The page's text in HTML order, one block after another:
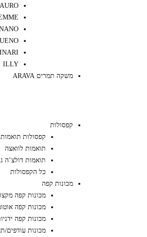
ILLY
משקה תמרים ARAVA
קפסולות
קפסולות
תואמות לוואצה
תואמות דולצ’ה
כל הקפסולות
מכונות קפה
מכונות קפה
מכונות קפה
מכונות קפה
מכונות עודפים/